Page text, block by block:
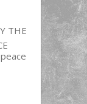
THE
peace